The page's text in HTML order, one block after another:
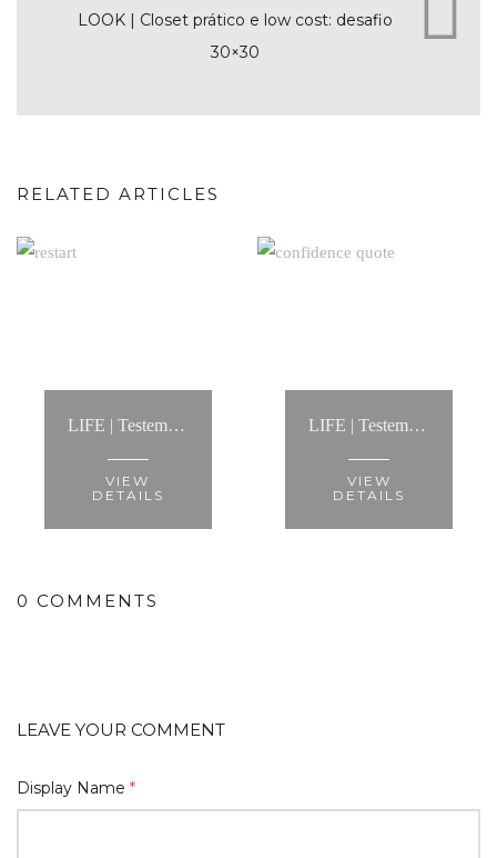
LOOK | Closet prático e low cost: desafio
30×30
RELATED ARTICLES
LIFE | Testemunho Processo de Coaching: “Contactei a Anita para um processo de life coaching.... Foi a melhor decisão dos últimos tempos!”
VIEW
DETAILS
LIFE | Testemunho Processo de Coaching: “A Anita é alguém com quem é fácil conversar, de um pragmatismo notável”
VIEW
DETAILS
0 COMMENTS
LEAVE YOUR COMMENT
Display Name *